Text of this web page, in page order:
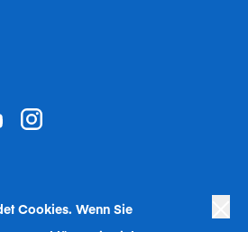
Cookies. Wenn Sie